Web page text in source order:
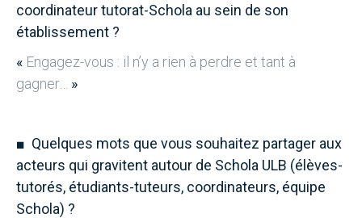
coordinateur tutorat-Schola au sein de son
établissement ?
« Engagez-vous : il n’y a rien à perdre et tant à
gagner… »
■ Quelques mots que vous souhaitez partager aux
acteurs qui gravitent autour de Schola ULB (élèves-
tutorés, étudiants-tuteurs, coordinateurs, équipe
Schola) ?